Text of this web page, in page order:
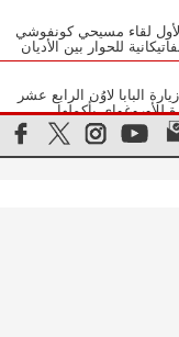
لقاء مسيحي كونفوشي
للحوار بين الأديان
البابا لاوُن الرابع عشر
بأكملها
الزيارة الرسولية للبابا لاوُن